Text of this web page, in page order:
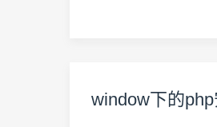
window下的